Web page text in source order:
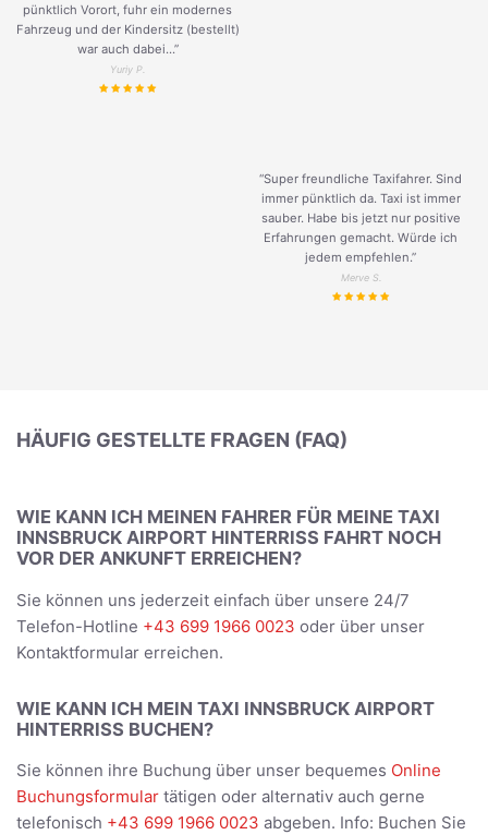
pünktlich Vorort, fuhr ein modernes
Fahrzeug und der Kindersitz (bestellt)
war auch dabei...”
Yuriy P.
“Super freundliche Taxifahrer. Sind
immer pünktlich da. Taxi ist immer
sauber. Habe bis jetzt nur positive
Erfahrungen gemacht. Würde ich
jedem empfehlen.”
Merve S.
HÄUFIG GESTELLTE FRAGEN (FAQ)
WIE KANN ICH MEINEN FAHRER FÜR MEINE TAXI
INNSBRUCK AIRPORT HINTERRISS FAHRT NOCH V
OR DER ANKUNFT ERREICHEN?
Sie können uns jederzeit einfach über unsere 24/7
Telefon-Hotline +43 699 1966 0023 oder über unser
Kontaktformular erreichen.
WIE KANN ICH MEIN TAXI INNSBRUCK AIRPORT
HINTERRISS BUCHEN?
Sie können ihre Buchung über unser bequemes Online
Buchungsformular tätigen oder alternativ auch gerne
telefonisch +43 699 1966 0023 abgeben. Info: Buchen Sie